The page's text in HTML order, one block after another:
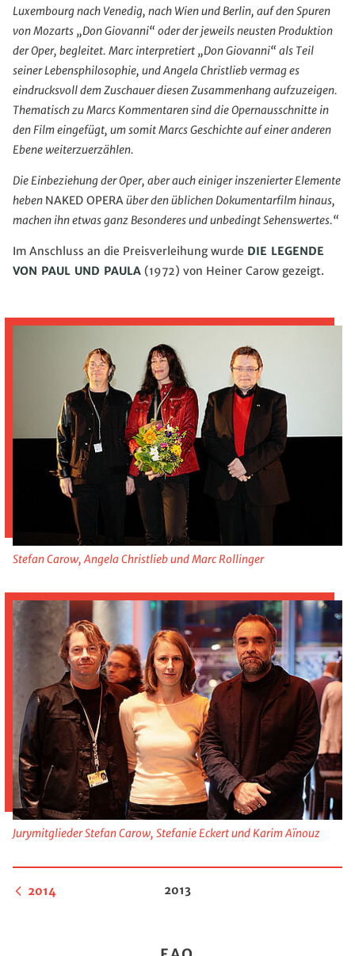
Luxembourg nach Venedig, nach Wien und Berlin, auf den Spuren
von Mozarts „Don Giovanni“ oder der jeweils neusten Produktion
der Oper, begleitet. Marc interpretiert „Don Giovanni“ als Teil
seiner Lebensphilosophie, und Angela Christlieb vermag es
eindrucksvoll dem Zuschauer diesen Zusammenhang aufzuzeigen.
Thematisch zu Marcs Kommentaren sind die Opernausschnitte in
den Film eingefügt, um somit Marcs Geschichte auf einer anderen
Ebene weiterzuerzählen.
Die Einbeziehung der Oper, aber auch einiger inszenierter Elemente
heben NAKED OPERAüber den üblichen Dokumentarfilm hinaus,
machen ihn etwas ganz Besonderes und unbedingt Sehenswertes.“
Im Anschluss an die Preisverleihung wurde DIE LEGENDE
VON PAUL UND PAULA (1972) von Heiner Carow gezeigt.
Stefan Carow, Angela Christlieb und Marc Rollinger
Jurymitglieder Stefan Carow, Stefanie Eckert und Karim Aïnouz
2013
2014